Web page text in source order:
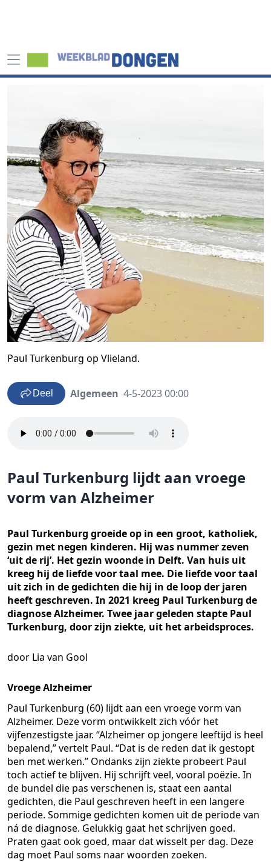
Paul Turkenburg op Vlieland.
Deel Algemeen 4-5-2023 00:00
Paul Turkenburg lijdt aan vroege
vorm van Alzheimer
Paul Turkenburg groeide op in een groot, katholiek,
gezin met negen kinderen. Hij was nummer zeven
‘uit de rij’. Het gezin woonde in Delft. Van huis uit
kreeg hij de liefde voor taal mee. Die liefde voor taal
uit zich in de gedichten die hij in de loop der jaren
heeft geschreven. In 2021 kreeg Paul Turkenburg de
diagnose Alzheimer. Twee jaar geleden stapte Paul
Turkenburg, door zijn ziekte, uit het arbeidsproces.
door Lia van Gool
Vroege Alzheimer
Paul Turkenburg (60) lijdt aan een vroege vorm van
Alzheimer. Deze vorm ontwikkelt zich vóór het
vijfenzestigste jaar. “Alzheimer op jongere leeftijd is heel
bepalend,” vertelt Paul. “Dat is de reden dat ik gestopt
ben met werken.” Ondanks zijn ziekte probeert Paul
toch actief te blijven. Hij schrijft veel, vooral poëzie. In
de bundel die pas verschenen is, staat een aantal
gedichten, die Paul geschreven heeft in een langere
periode. Sommige gedichten komen uit de periode van
ná de diagnose. Gelukkig gaat het schrijven goed.
Praten gaat ook goed, maar dat wisselt per dag. Deze
dag moet Paul soms naar woorden zoeken.